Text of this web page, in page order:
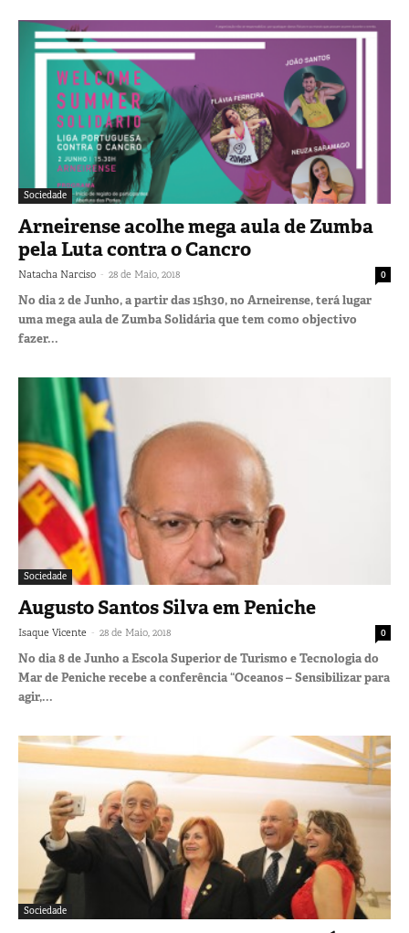
Sociedade
Arneirense acolhe mega aula de Zumba
pela Luta contra o Cancro
Natacha Narciso - 28 de Maio, 2018 0
No dia 2 de Junho, a partir das 15h30, no Arneirense, terá lugar
uma mega aula de Zumba Solidária que tem como objectivo
fazer...
Sociedade
Augusto Santos Silva em Peniche
Isaque Vicente - 28 de Maio, 2018 0
No dia 8 de Junho a Escola Superior de Turismo e Tecnologia do
Mar de Peniche recebe a conferência “Oceanos – Sensibilizar para
agir,...
Sociedade